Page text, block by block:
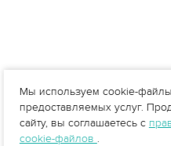
Мы используем cookie-
предоставляемых услуг.
сайту, вы соглашаетесь с
cookie-файлов .